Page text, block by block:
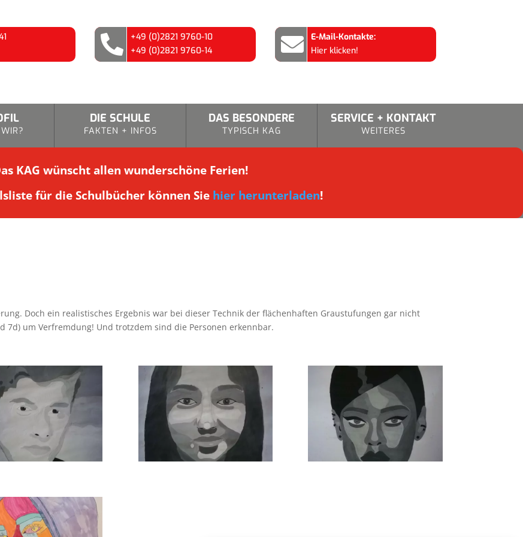

+49 (0)2821 9760-10
+49 (0)2821 9760-14

E-Mail-Kontakte:
Hier klicken!
DIE SCHULE
FAKTEN + INFOS
DAS BESONDERE
TYPISCH KAG
SERVICE + KONTAKT
WEITERES
KAG wünscht allen wunderschöne Ferien!
für die Schulbücher können Sie hier herunterladen!
Doch ein realistisches Ergebnis war bei dieser Technik der flächenhaften Graustufungen gar nicht
7d) um Verfremdung! Und trotzdem sind die Personen erkennbar.